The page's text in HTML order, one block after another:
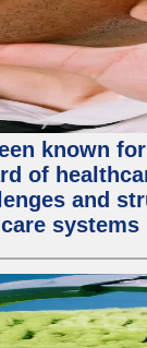
known
of
and